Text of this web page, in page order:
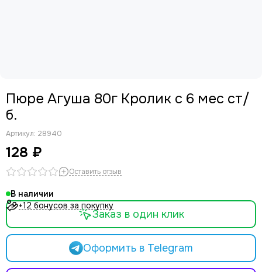
Пюре Агуша 80г Кролик с 6 мес ст/
б.
Артикул: 28940
128 ₽
Оставить отзыв
В наличии
+12 бонусов за покупку
Оформить в Telegram
Заказ в один клик